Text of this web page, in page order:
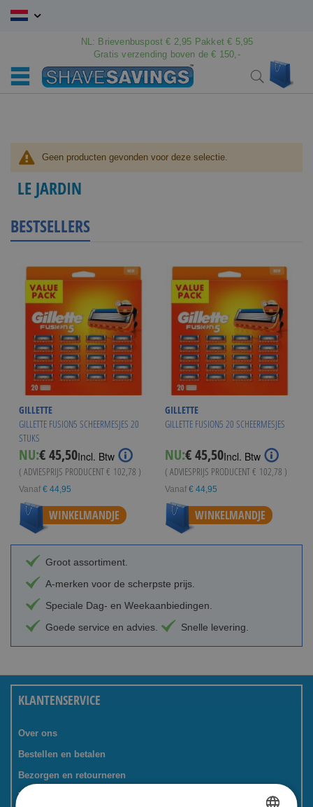
Ga
NL: Brievenbuspost € 2,95 Pakket € 5,95
Gratis verzending boven de € 150,-
Search
Geen producten gevonden voor deze selectie.
LE JARDIN
BESTSELLERS
GILLETTE
GILLETTE FUSION5 SCHEERMESJES 20
STUKS
NU:€ 45,50Incl. Btw
( ADVIESPRIJS PRODUCENT€ 102,78 )
Vanaf € 44,95
WINKELMANDJE
GILLETTE
GILLETTE FUSION5 20 SCHEERMESJES
NU:€ 45,50Incl. Btw
( ADVIESPRIJS PRODUCENT€ 102,78 )
Vanaf € 44,95
WINKELMANDJE
Groot assortiment.
A-merken voor de scherpste prijs.
Speciale Dag- en Weekaanbiedingen.
Goede service en advies.
Snelle levering.
KLANTENSERVICE
Over ons
Bestellen en betalen
Bezorgen en retourneren
Tevredenheidsgarantie